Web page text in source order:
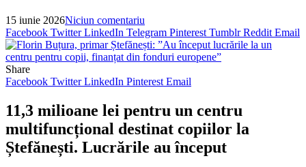
15 iunie 2026Niciun comentariu
Facebook Twitter LinkedIn Telegram Pinterest Tumblr Reddit Email
Share
Facebook Twitter LinkedIn Pinterest Email
11,3 milioane lei pentru un centru
multifuncțional destinat copiilor la
Ștefănești. Lucrările au început